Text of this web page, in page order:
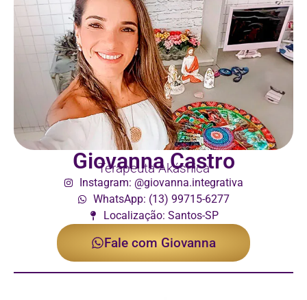
Giovanna Castro
Terapeuta Akáshica
Instagram: @giovanna.integrativa
WhatsApp: (13) 99715-6277
Localização: Santos-SP
Fale com Giovanna